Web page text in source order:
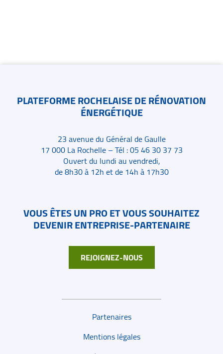
PLATEFORME ROCHELAISE DE RÉNOVATION
ÉNERGÉTIQUE
23 avenue du Général de Gaulle
17 000 La Rochelle – Tél : 05 46 30 37 73
Ouvert du lundi au vendredi,
de 8h30 à 12h et de 14h à 17h30
VOUS ÊTES UN PRO ET VOUS SOUHAITEZ
DEVENIR ENTREPRISE-PARTENAIRE
REJOIGNEZ-NOUS
Liens de bas de page
Partenaires
Mentions légales